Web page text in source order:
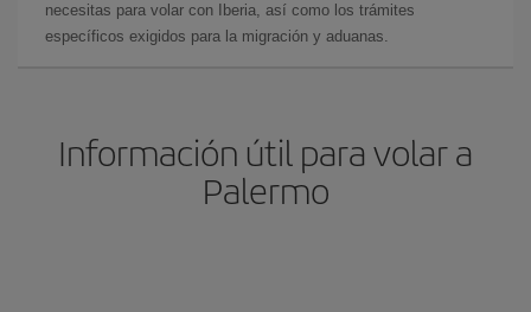
necesitas para volar con Iberia, así como los trámites
específicos exigidos para la migración y aduanas.
Información útil para volar a
Palermo